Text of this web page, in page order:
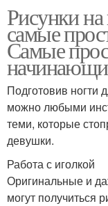
Рисунки
самые
Самые
Подготовив ногти
можно любыми
теми, которые
девушки.
Работа с иголкой
Оригинальные и
могут получиться